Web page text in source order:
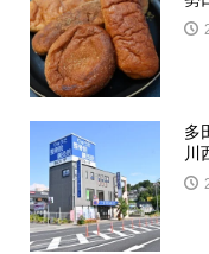
多
川